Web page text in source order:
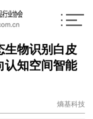
生物识别白皮
认知空间智能
熵基科技